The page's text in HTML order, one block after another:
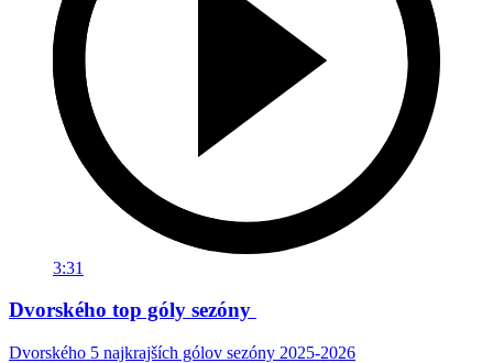
3:31
Dvorského top góly sezóny
Dvorského 5 najkrajších gólov sezóny 2025-2026